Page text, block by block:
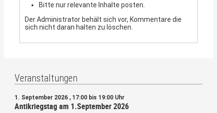
Bitte nur relevante Inhalte posten.
Der Administrator behält sich vor, Kommentare die
sich nicht daran halten zu löschen.
Veranstaltungen
1. September 2026 , 17:00 bis 19:00 Uhr
Antikriegstag am 1.September 2026